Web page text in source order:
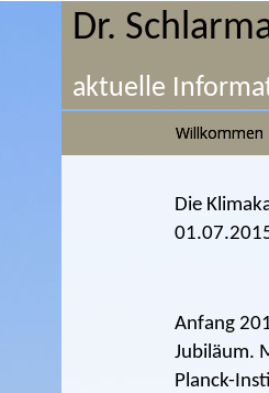
Dr.
aktuelle
Willkommen
Die
Anfang
Jubiläum.
Planck-